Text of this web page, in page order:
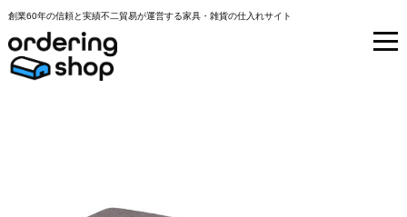
創業60年の信頼と実績不二貿易が運営する家具・雑貨の仕入れサイト